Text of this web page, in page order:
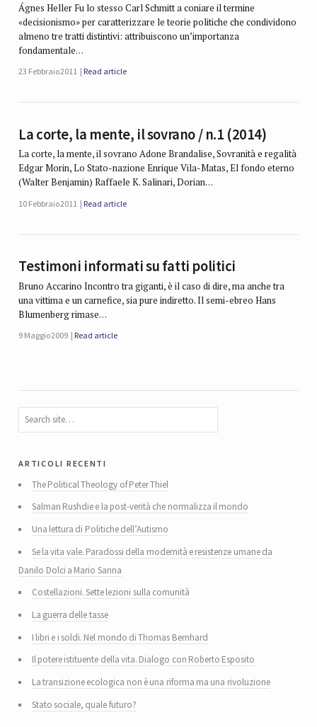
Ágnes Heller Fu lo stesso Carl Schmitt a coniare il termine
«decisionismo» per caratterizzare le teorie politiche che condividono
almeno tre tratti distintivi: attribuiscono un’importanza
fondamentale…
23 Febbraio 2011 Read article
La corte, la mente, il sovrano / n.1 (2014)
La corte, la mente, il sovrano Adone Brandalise, Sovranità e regalità
Edgar Morin, Lo Stato-nazione Enrique Vila-Matas, El fondo eterno
(Walter Benjamin) Raffaele K. Salinari, Dorian…
10 Febbraio 2011 Read article
Testimoni informati su fatti politici
Bruno Accarino Incontro tra giganti, è il caso di dire, ma anche tra
una vittima e un carnefice, sia pure indiretto. Il semi-ebreo Hans
Blumenberg rimase…
9 Maggio 2009 Read article
articoli recenti
The Political Theology of Peter Thiel
Salman Rushdie e la post-verità che normalizza il mondo
Una lettura di Politiche dell’Autismo
Se la vita vale. Paradossi della modernità e resistenze umane da
Danilo Dolci a Mario Sanna
Costellazioni. Sette lezioni sulla comunità
La guerra delle tasse
I libri e i soldi. Nel mondo di Thomas Bernhard
Il potere istituente della vita. Dialogo con Roberto Esposito
La transizione ecologica non è una riforma ma una rivoluzione
Stato sociale, quale futuro?